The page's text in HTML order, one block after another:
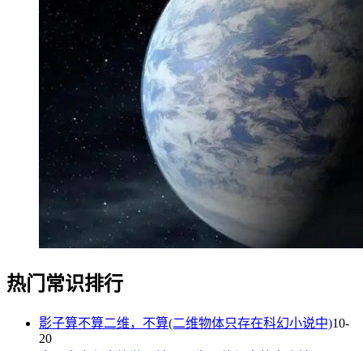
热门常识排行
影子算不算二维，不算(二维物体只存在科幻小说中)10-
20